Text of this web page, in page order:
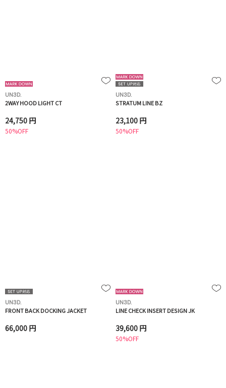
UN3D.
2WAY HOOD LIGHT CT
24,750 円
50%OFF
UN3D.
STRATUM LINE BZ
23,100 円
50%OFF
UN3D.
FRONT BACK DOCKING JACKET
66,000 円
UN3D.
LINE CHECK INSERT DESIGN JK
39,600 円
50%OFF